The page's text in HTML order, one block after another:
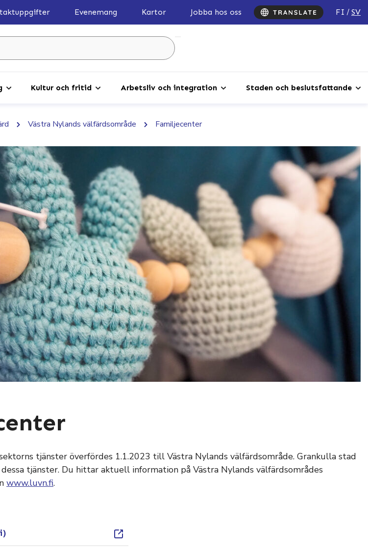
Evenemang Kartor Jobba hos oss FI SV
Kultur och fritid Arbetsliv och integration Staden och beslutsfattande
Västra Nylands välfärdsområde Familjecenter
tjänster överfördes 1.1.2023 till Västra Nylands välfärdsområde. Grankulla stad
tjänster. Du hittar aktuell information på Västra Nylands välfärdsområdes
www.luvn.fi.